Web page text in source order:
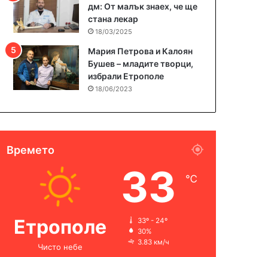
дм: От малък знаех, че ще
стана лекар
18/03/2025
Мария Петрова и Калоян
Бушев – младите творци,
избрали Етрополе
18/06/2023
Времето
Етрополе
Чисто небе
33 ℃
33º - 24º
30%
3.83 км/ч